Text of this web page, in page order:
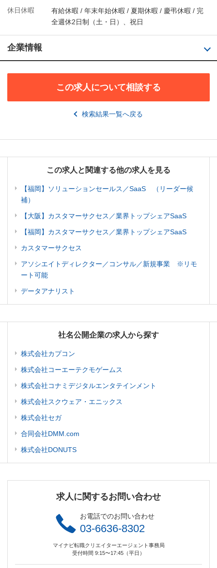
休日休暇
有給休暇 / 年末年始休暇 / 夏期休暇 / 慶弔休暇 / 完
全週休2日制（土・日）、祝日
企業情報
この求人について相談する
検索結果一覧へ戻る
この求人と関連する他の求人を見る
【福岡】ソリューションセールス／SaaS （リーダー候
補）
【大阪】カスタマーサクセス／業界トップシェアSaaS
【福岡】カスタマーサクセス／業界トップシェアSaaS
カスタマーサクセス
アソシエイトディレクター／コンサル／新規事業 ※リモ
ート可能
データアナリスト
社名公開企業の求人から探す
株式会社カプコン
株式会社コーエーテクモゲームス
株式会社コナミデジタルエンタテインメント
株式会社スクウェア・エニックス
株式会社セガ
合同会社DMM.com
株式会社DONUTS
求人に関するお問い合わせ
お電話でのお問い合わせ
03-6636-8302
マイナビ転職クリエイターエージェント事務局
受付時間 9:15〜17:45（平日）